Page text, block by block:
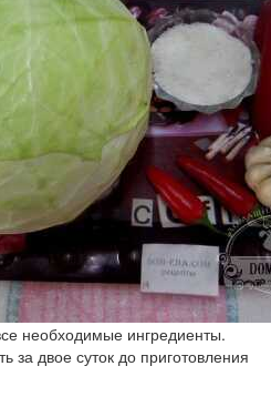
необходимые ингредиенты.
за двое суток до приготовления